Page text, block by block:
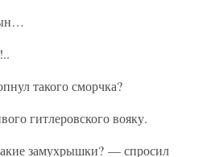
такого сморчка?
гитлеровского вояку.
замухрышки? — спросил